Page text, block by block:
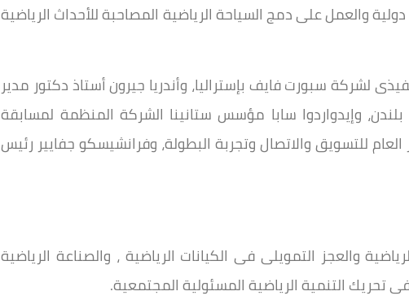
والعمل على دمج السياحة الرياضية المصاحبة للأحداث الرياضية
لشركة سبورت فايف بإستراليا، وأندريا جيرون أستاذ دكتور مدير
وإيدواردوا سابا مؤسس ستانينا الشركة المنظمة لمسابقة
للتسويق والاتصال وتجربة البطولة، وفرانشيسكو جفايير رئيس
والعجز التمويلى فى الكيانات الرياضية ، والصناعة الرياضية
تحريك التنمية الرياضية المسئولية المجتمعية.